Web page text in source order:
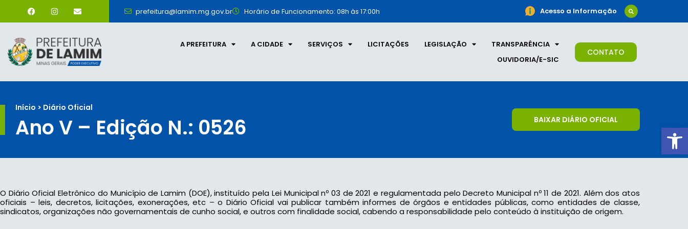
prefeitura@lamim.mg.gov.br Horário de Funcionamento: 08h às 17:00h Acesso a Informação
A PREFEITURA A CIDADE SERVIÇOS LICITAÇÕES LEGISLAÇÃO
TRANSPARÊNCIA
OUVIDORIA/E-SIC
CONTATO
Início > Diário Oficial
Ano V – Edição N.: 0526 BAIXAR DIÁRIO OFICIAL
O Diário Oficial Eletrônico do Município de Lamim (DOE), instituído pela Lei Municipal nº 03 de 2021 e regulamentada pelo Decreto Municipal nº 11 de 2021. Além dos atos
oficiais – leis, decretos, licitações, exonerações, etc – o Diário Oficial vai publicar também informes de órgãos e entidades públicas, como entidades de classe,
sindicatos, organizações não governamentais de cunho social, e outros com finalidade social, cabendo a responsabilidade pelo conteúdo à instituição de origem.